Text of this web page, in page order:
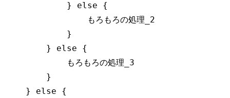
            }
else {
                もろもろの処理_2
            }
        }
else {
            もろもろの処理_3
        }
    }
else {